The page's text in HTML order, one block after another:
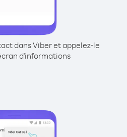
dans Viber et appelez-le
d'informations